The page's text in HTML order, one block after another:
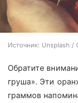
Источник: Unsplash /
Обратите
груша». Эти
граммов